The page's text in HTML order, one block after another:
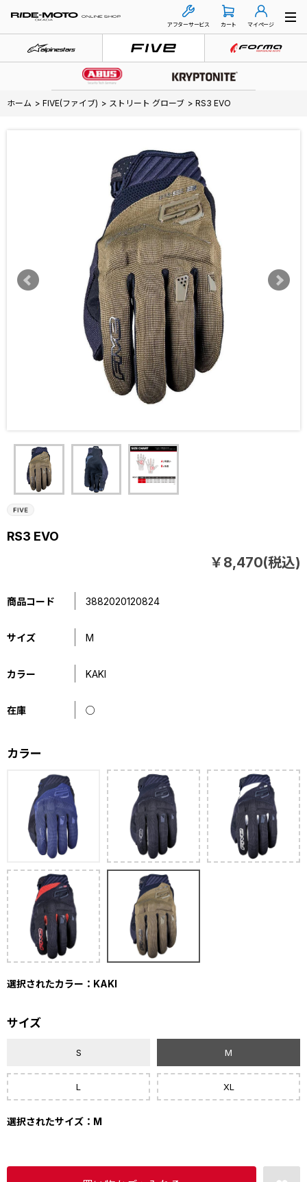
アフターサービス カート マイページ
ホーム > FIVE(ファイブ) > ストリート グローブ > RS3 EVO
RS3 EVO
￥8,470(税込)
商品コード 3882020120824
サイズ M
カラー KAKI
在庫 ○
カラー
選択されたカラー：KAKI
サイズ
S M
L XL
選択されたサイズ：M